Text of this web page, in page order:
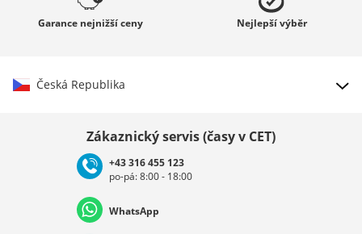
Garance nejnižší ceny Nejlepšívýběr
Česká Republika
Deutschland Österreich
Zákaznický servis (časy v CET)
+43 316 455 123
po-pá: 8:00 - 18:00
WhatsApp